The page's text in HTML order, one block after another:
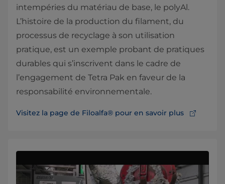
intempéries du matériau de base, le polyAl.
L’histoire de la production du filament, du
processus de recyclage à son utilisation
pratique, est un exemple probant de pratiques
durables qui s’inscrivent dans le cadre de
l’engagement de Tetra Pak en faveur de la
responsabilité environnementale.
Visitez la page de Filoalfa® pour en savoir plus